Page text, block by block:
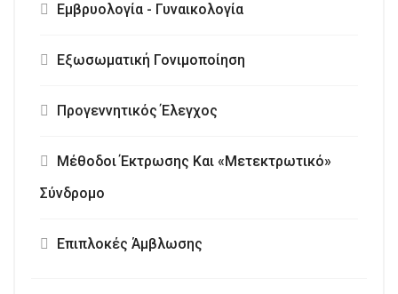
Εμβρυολογία - Γυναικολογία
Εξωσωματική Γονιμοποίηση
Προγεννητικός Έλεγχος
Μέθοδοι Έκτρωσης Και «Μετεκτρωτικό»
Σύνδρομο
Επιπλοκές Άμβλωσης